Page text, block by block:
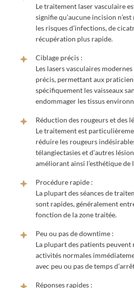
Le traitement laser vasculaire
signifie qu’aucune incision
les risques d’infections, de
récupération plus rapide.
Ciblage précis :
Les lasers vasculaires
précis, permettant aux
spécifiquement les vaisseaux
endommager les tissus
Réduction des rougeurs et des
Le traitement est
réduire les rougeurs
télangiectasies et d’autres
améliorant ainsi l’esthétique de
Procédure rapide :
La plupart des séances de
sont rapides, généralement
fonction de la zone traitée.
Peu ou pas de downtime :
La plupart des patients
activités normales
avec peu ou pas de temps
Réponses rapides :